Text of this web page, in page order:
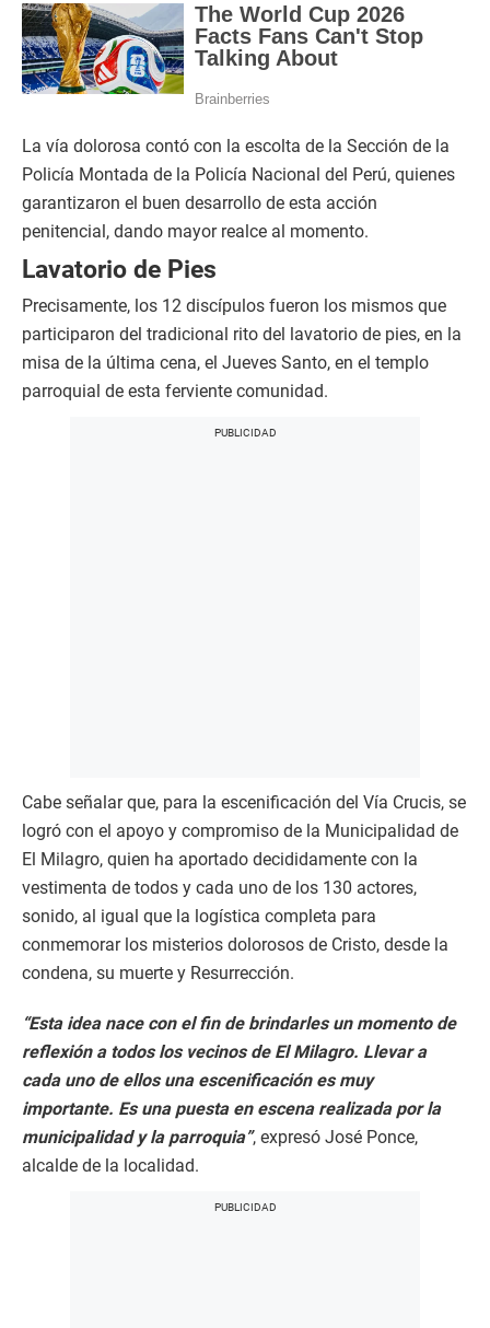
La vía dolorosa contó con la escolta de la Sección de la
Policía Montada de la Policía Nacional del Perú, quienes
garantizaron el buen desarrollo de esta acción
penitencial, dando mayor realce al momento.
Lavatorio de Pies
Precisamente, los 12 discípulos fueron los mismos que
participaron del tradicional rito del lavatorio de pies, en la
misa de la última cena, el Jueves Santo, en el templo
parroquial de esta ferviente comunidad.
Cabe señalar que, para la escenificación del Vía Crucis, se
logró con el apoyo y compromiso de la Municipalidad de
El Milagro, quien ha aportado decididamente con la
vestimenta de todos y cada uno de los 130 actores,
sonido, al igual que la logística completa para
conmemorar los misterios dolorosos de Cristo, desde la
condena, su muerte y Resurrección.
“Esta idea nace con el fin de brindarles un momento de
reflexión a todos los vecinos de El Milagro. Llevar a
cada uno de ellos una escenificación es muy
importante. Es una puesta en escena realizada por la
municipalidad y la parroquia”, expresó José Ponce,
alcalde de la localidad.